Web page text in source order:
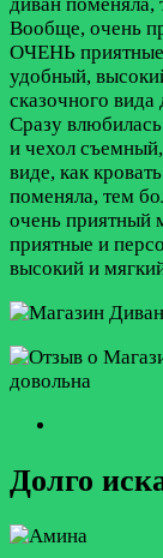
Вообще, очень
ОЧЕНЬ приятные
удобный,
сказочного
Сразу
и чехол
виде, как
поменяла, тем
очень приятный
приятные и
высокий и
Долго